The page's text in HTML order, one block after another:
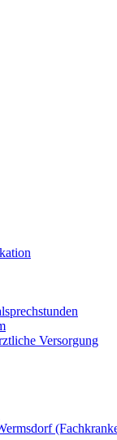
Versorgung